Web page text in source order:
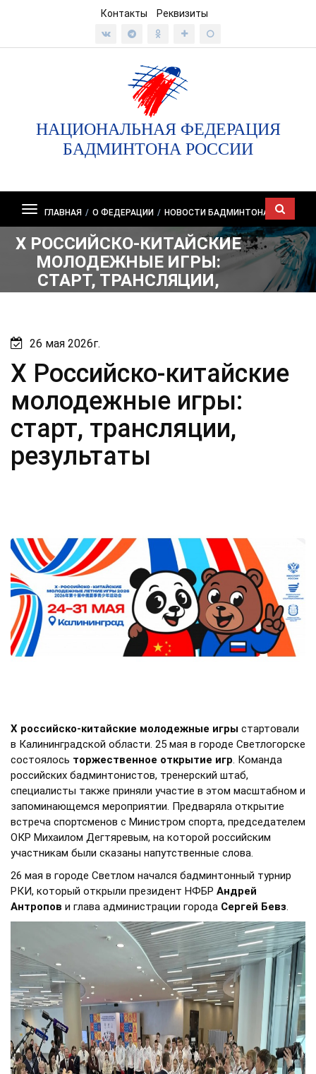
Контакты Реквизиты
НАЦИОНАЛЬНАЯ ФЕДЕРАЦИЯ
БАДМИНТОНА РОССИИ
Показать/
скрыть
навигацию
ГЛАВНАЯ / О ФЕДЕРАЦИИ / НОВОСТИ БАДМИНТОНА
X РОССИЙСКО-КИТАЙСКИЕ
МОЛОДЕЖНЫЕ ИГРЫ:
СТАРТ, ТРАНСЛЯЦИИ,
РЕЗУЛЬТАТЫ
26 мая 2026г.
X Российско-китайские
молодежные игры:
старт, трансляции,
результаты
X российско-китайские молодежные игры стартовали
в Калининградской области. 25 мая в городе Светлогорске
состоялось торжественное открытие игр. Команда
российских бадминтонистов, тренерский штаб,
специалисты также приняли участие в этом масштабном и
запоминающемся мероприятии. Предваряла открытие
встреча спортсменов с Министром спорта, председателем
ОКР Михаилом Дегтяревым, на которой российским
участникам были сказаны напутственные слова.
26 мая в городе Светлом начался бадминтонный турнир
РКИ, который открыли президент НФБР Андрей
Антропов и глава администрации города Сергей Бевз.